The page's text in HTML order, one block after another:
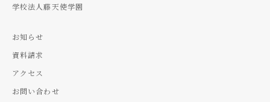
学校法人藤天使学園
お知らせ
資料請求
アクセス
お問い合わせ